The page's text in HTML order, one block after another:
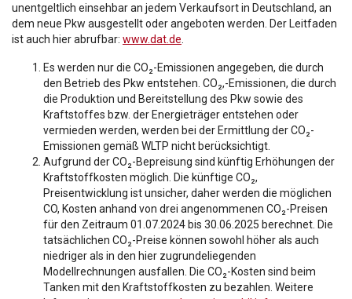
unentgeltlich einsehbar an jedem Verkaufsort in Deutschland, an
dem neue Pkw ausgestellt oder angeboten werden. Der Leitfaden
ist auch hier abrufbar: www.dat.de.
Es werden nur die CO₂-Emissionen angegeben, die durch
den Betrieb des Pkw entstehen. CO₂,-Emissionen, die durch
die Produktion und Bereitstellung des Pkw sowie des
Kraftstoffes bzw. der Energieträger entstehen oder
vermieden werden, werden bei der Ermittlung der CO₂-
Emissionen gemäß WLTP nicht berücksichtigt.
Aufgrund der CO₂-Bepreisung sind künftig Erhöhungen der
Kraftstoffkosten möglich. Die künftige CO₂,
Preisentwicklung ist unsicher, daher werden die möglichen
CO, Kosten anhand von drei angenommenen CO₂-Preisen
für den Zeitraum 01.07.2024 bis 30.06.2025 berechnet. Die
tatsächlichen CO₂-Preise können sowohl höher als auch
niedriger als in den hier zugrundeliegenden
Modellrechnungen ausfallen. Die CO₂-Kosten sind beim
Tanken mit den Kraftstoffkosten zu bezahlen. Weitere